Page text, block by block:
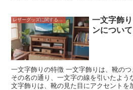
天然皮革で作られており、耐久性と柔軟
装飾目的で異なる色の革や素材を使用し
の加工を施すこともあります。 時計バ
が18mm、20mm、22mmなどのサイズが
せて選ぶことができます。 鞄用の遊革は
用意されており、鞄のデザインや用途に
す。 遊革は、時計バンドや鞄の重要なパーツであり、その機能性と
デザイン性を高めるために使用されてい
えた天然皮革で作られており、装飾目的
レザーグッズに関すること
一文字飾
ンについて
一文字飾りの特徴 一文字飾りは、靴のつま先に施される飾りです。
その名の通り、一文字の線を引いたよう
文字飾りは、靴の見た目にアクセントを